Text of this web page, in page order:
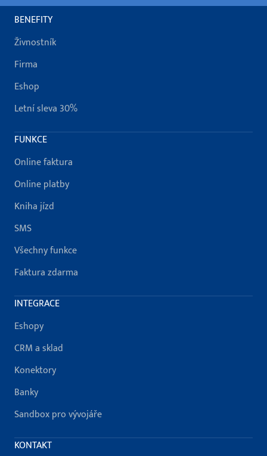
BENEFITY
Živnostník
Firma
Eshop
Letní sleva 30%
FUNKCE
Online faktura
Online platby
Kniha jízd
SMS
Všechny funkce
Faktura zdarma
INTEGRACE
Eshopy
CRM a sklad
Konektory
Banky
Sandbox pro vývojáře
KONTAKT